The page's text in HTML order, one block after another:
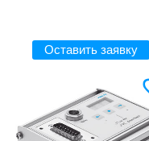
Оставить заявку